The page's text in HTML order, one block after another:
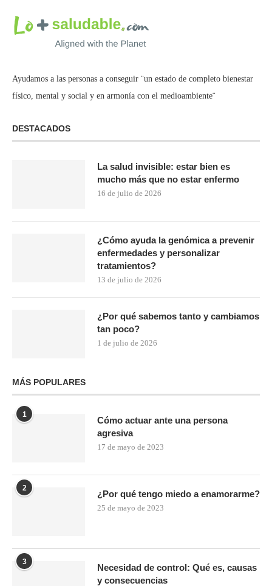
Ayudamos a las personas a conseguir ¨un estado de completo bienestar
físico, mental y social y en armonía con el medioambiente¨
DESTACADOS
La salud invisible: estar bien es
mucho más que no estar enfermo
16 de julio de 2026
¿Cómo ayuda la genómica a prevenir
enfermedades y personalizar
tratamientos?
13 de julio de 2026
¿Por qué sabemos tanto y cambiamos
tan poco?
1 de julio de 2026
MÁS POPULARES
1
Cómo actuar ante una persona
agresiva
17 de mayo de 2023
2
¿Por qué tengo miedo a enamorarme?
25 de mayo de 2023
3
Necesidad de control: Qué es, causas
y consecuencias